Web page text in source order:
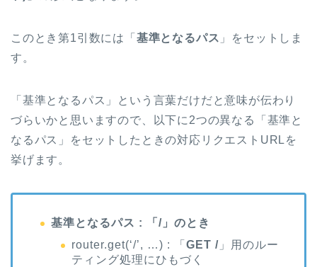
このとき第1引数には「 基準となるパス 」をセットしま
す。
「基準となるパス」という言葉だけだと意味が伝わり
づらいかと思いますので、以下に2つの異なる「基準と
なるパス」をセットしたときの対応リクエストURLを
挙げます。
基準となるパス : 「/」のとき
router.get(‘/’, …) : 「 GET / 」用のルー
ティング処理にひもづく